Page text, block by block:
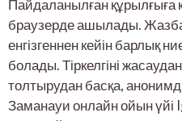
Пайдаланылған құрылғыға
браузерде ашылады.
енгізгеннен кейін барлық
болады. Тіркелгіні
толтырудан басқа,
Заманауи онлайн ойын үйі